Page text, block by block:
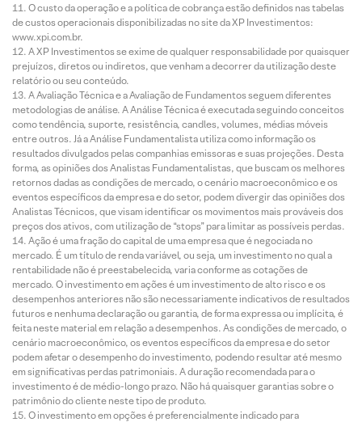
O custo da operação e a política de cobrança estão definidos nas tabelas
de custos operacionais disponibilizadas no site da XP Investimentos:
www.xpi.com.br.
A XP Investimentos se exime de qualquer responsabilidade por quaisquer
prejuízos, diretos ou indiretos, que venham a decorrer da utilização deste
relatório ou seu conteúdo.
A Avaliação Técnica e a Avaliação de Fundamentos seguem diferentes
metodologias de análise. A Análise Técnica é executada seguindo conceitos
como tendência, suporte, resistência, candles, volumes, médias móveis
entre outros. Já a Análise Fundamentalista utiliza como informação os
resultados divulgados pelas companhias emissoras e suas projeções. Desta
forma, as opiniões dos Analistas Fundamentalistas, que buscam os melhores
retornos dadas as condições de mercado, o cenário macroeconômico e os
eventos específicos da empresa e do setor, podem divergir das opiniões dos
Analistas Técnicos, que visam identificar os movimentos mais prováveis dos
preços dos ativos, com utilização de “stops” para limitar as possíveis perdas.
Ação é uma fração do capital de uma empresa que é negociada no
mercado. É um título de renda variável, ou seja, um investimento no qual a
rentabilidade não é preestabelecida, varia conforme as cotações de
mercado. O investimento em ações é um investimento de alto risco e os
desempenhos anteriores não são necessariamente indicativos de resultados
futuros e nenhuma declaração ou garantia, de forma expressa ou implícita, é
feita neste material em relação a desempenhos. As condições de mercado, o
cenário macroeconômico, os eventos específicos da empresa e do setor
podem afetar o desempenho do investimento, podendo resultar até mesmo
em significativas perdas patrimoniais. A duração recomendada para o
investimento é de médio-longo prazo. Não há quaisquer garantias sobre o
patrimônio do cliente neste tipo de produto.
O investimento em opções é preferencialmente indicado para